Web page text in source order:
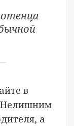
в
Нелишним
а